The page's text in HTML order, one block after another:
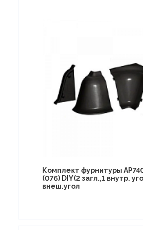
Комплект фурнитуры
(076) DIY(2 загл.,1 внутр.
внеш.угол